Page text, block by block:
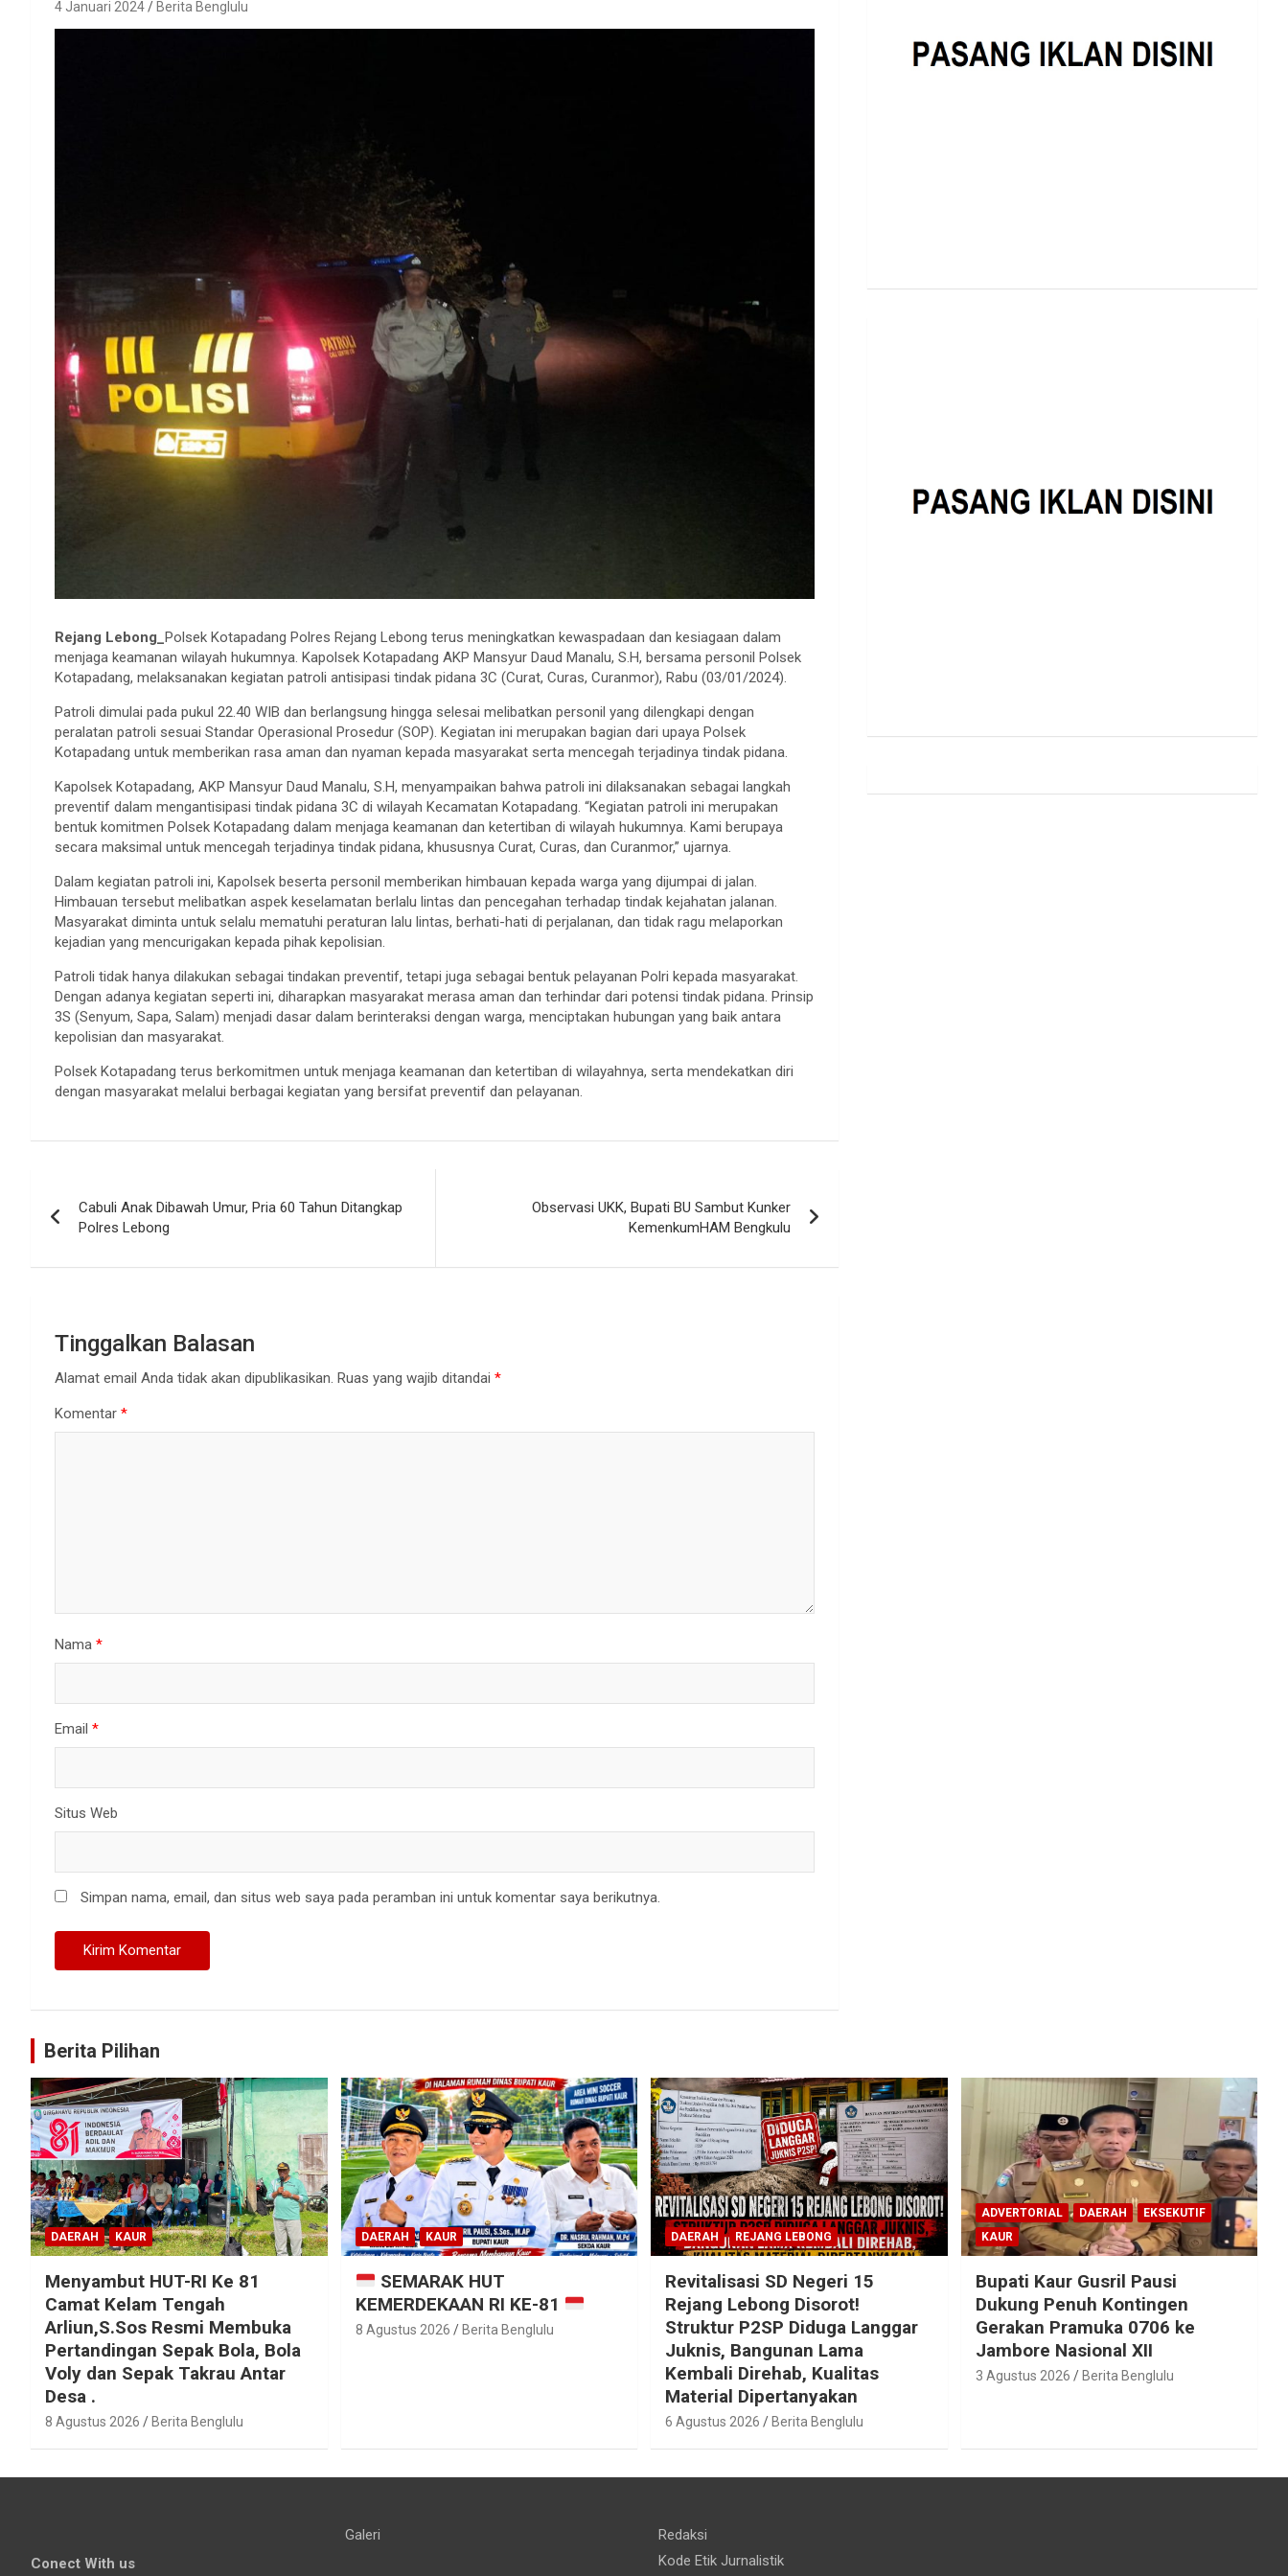
4 Januari 2024 Berita Benglulu
Rejang Lebong_
Polsek Kotapadang Polres Rejang Lebong terus meningkatkan kewaspadaan dan kesiagaan dalam
menjaga keamanan wilayah hukumnya. Kapolsek Kotapadang AKP Mansyur Daud Manalu, S.H, bersama personil Polsek
Kotapadang, melaksanakan kegiatan patroli antisipasi tindak pidana 3C (Curat, Curas, Curanmor), Rabu (03/01/2024).
Patroli dimulai pada pukul 22.40 WIB dan berlangsung hingga selesai melibatkan personil yang dilengkapi dengan
peralatan patroli sesuai Standar Operasional Prosedur (SOP). Kegiatan ini merupakan bagian dari upaya Polsek
Kotapadang untuk memberikan rasa aman dan nyaman kepada masyarakat serta mencegah terjadinya tindak pidana.
Kapolsek Kotapadang, AKP Mansyur Daud Manalu, S.H, menyampaikan bahwa patroli ini dilaksanakan sebagai langkah
preventif dalam mengantisipasi tindak pidana 3C di wilayah Kecamatan Kotapadang. “Kegiatan patroli ini merupakan
bentuk komitmen Polsek Kotapadang dalam menjaga keamanan dan ketertiban di wilayah hukumnya. Kami berupaya
secara maksimal untuk mencegah terjadinya tindak pidana, khususnya Curat, Curas, dan Curanmor,” ujarnya.
Dalam kegiatan patroli ini, Kapolsek beserta personil memberikan himbauan kepada warga yang dijumpai di jalan.
Himbauan tersebut melibatkan aspek keselamatan berlalu lintas dan pencegahan terhadap tindak kejahatan jalanan.
Masyarakat diminta untuk selalu mematuhi peraturan lalu lintas, berhati-hati di perjalanan, dan tidak ragu melaporkan
kejadian yang mencurigakan kepada pihak kepolisian.
Patroli tidak hanya dilakukan sebagai tindakan preventif, tetapi juga sebagai bentuk pelayanan Polri kepada masyarakat.
Dengan adanya kegiatan seperti ini, diharapkan masyarakat merasa aman dan terhindar dari potensi tindak pidana. Prinsip
3S (Senyum, Sapa, Salam) menjadi dasar dalam berinteraksi dengan warga, menciptakan hubungan yang baik antara
kepolisian dan masyarakat.
Polsek Kotapadang terus berkomitmen untuk menjaga keamanan dan ketertiban di wilayahnya, serta mendekatkan diri
dengan masyarakat melalui berbagai kegiatan yang bersifat preventif dan pelayanan.
pos
Cabuli Anak Dibawah Umur, Pria 60 Tahun Ditangkap
Polres Lebong
Observasi UKK, Bupati BU Sambut Kunker
KemenkumHAM Bengkulu
Tinggalkan Balasan
Alamat email Anda tidak akan dipublikasikan. Ruas yang wajib ditandai *
Komentar *
Nama *
Email *
Situs Web
Simpan nama, email, dan situs web saya pada peramban ini untuk komentar saya berikutnya.
Berita Pilihan
DAERAH KAUR
Menyambut HUT-RI Ke 81
Camat Kelam Tengah
Arliun,S.Sos Resmi Membuka
Pertandingan Sepak Bola, Bola
Voly dan Sepak Takrau Antar
Desa .
8 Agustus 2026 Berita Benglulu
DAERAH KAUR
SEMARAK HUT
KEMERDEKAAN RI KE-81
8 Agustus 2026 Berita Benglulu
DAERAH REJANG LEBONG
Revitalisasi SD Negeri 15
Rejang Lebong Disorot!
Struktur P2SP Diduga Langgar
Juknis, Bangunan Lama
Kembali Direhab, Kualitas
Material Dipertanyakan
6 Agustus 2026 Berita Benglulu
ADVERTORIAL DAERAH
EKSEKUTIF
KAUR
Bupati Kaur Gusril Pausi
Dukung Penuh Kontingen
Gerakan Pramuka 0706 ke
Jambore Nasional XII
3 Agustus 2026 Berita Benglulu
Conect With us
Galeri
Redaksi
Kode Etik Jurnalistik